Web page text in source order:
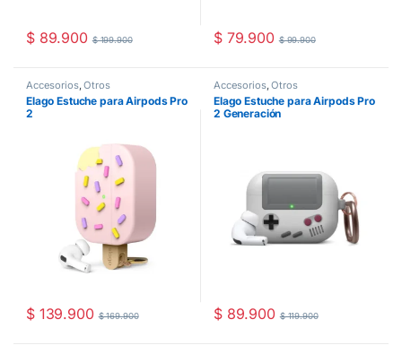
$89.900 $199.900 $79.900 $99.900
Accesorios,Otros
Elago Estuche para Airpods Pro
2
$139.900 $169.900
Accesorios,Otros
Elago Estuche para Airpods Pro
2 Generación
$89.900 $119.900